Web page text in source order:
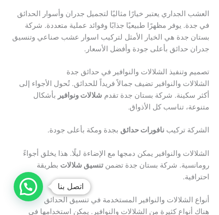
العشب الجداري يعتبر خيارًا مثاليًا لتجميل جدران وأسوار الحدائق
في جدة. يوفر مظهرًا طبيعيًا جذابًا وفوائد عملية متعددة. شركة
بستان جدة هي الخيار الأمثل لتركيب اسوار عشب صناعي وتنسيق
جدران حدائق بأعلى جودة وأفضل الأسعار.
تصميم وتنفيذ الشلالات والنوافير في حدائق جدة
الشلالات والنوافير تضيف جمالاً فريداً للحدائق. تُحول الأجواء إلى
أكثر سكينة. شركة بستان جدة تقدم شلالات ونوافير بأشكال
متنوعة، تناسب كل الأذواق.
الشركة تركيب نافورات حدائق بجدة ومكة بأعلى جودة.
الشلالات والنوافير يمكن دمجها مع الإضاءة ليلًا. هذا يخلق أجواءً
رومانسية. شركة بستان جدة تضمنتنسيق شلالات بطريقة
احترافية.
أنواع الشلالات والنوافير المستخدمة في تنسيق الحدائق
هناك أنواع كثيرة من الشلالات والنوافير. يمكن استخدامها في
اتصل بنا